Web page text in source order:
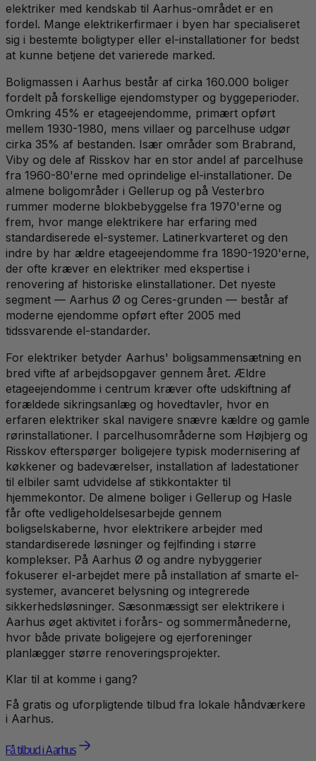
elektriker med kendskab til Aarhus-området er en
fordel. Mange elektrikerfirmaer i byen har specialiseret
sig i bestemte boligtyper eller el-installationer for bedst
at kunne betjene det varierede marked.
Boligmassen i Aarhus består af cirka 160.000 boliger
fordelt på forskellige ejendomstyper og byggeperioder.
Omkring 45% er etageejendomme, primært opført
mellem 1930-1980, mens villaer og parcelhuse udgør
cirka 35% af bestanden. Især områder som Brabrand,
Viby og dele af Risskov har en stor andel af parcelhuse
fra 1960-80'erne med oprindelige el-installationer. De
almene boligområder i Gellerup og på Vesterbro
rummer moderne blokbebyggelse fra 1970'erne og
frem, hvor mange elektrikere har erfaring med
standardiserede el-systemer. Latinerkvarteret og den
indre by har ældre etageejendomme fra 1890-1920'erne,
der ofte kræver en elektriker med ekspertise i
renovering af historiske elinstallationer. Det nyeste
segment — Aarhus Ø og Ceres-grunden — består af
moderne ejendomme opført efter 2005 med
tidssvarende el-standarder.
For elektriker betyder Aarhus' boligsammensætning en
bred vifte af arbejdsopgaver gennem året. Ældre
etageejendomme i centrum kræver ofte udskiftning af
forældede sikringsanlæg og hovedtavler, hvor en
erfaren elektriker skal navigere snævre kældre og gamle
rørinstallationer. I parcelhusområderne som Højbjerg og
Risskov efterspørger boligejere typisk modernisering af
køkkener og badeværelser, installation af ladestationer
til elbiler samt udvidelse af stikkontakter til
hjemmekontor. De almene boliger i Gellerup og Hasle
får ofte vedligeholdelsesarbejde gennem
boligselskaberne, hvor elektrikere arbejder med
standardiserede løsninger og fejlfinding i større
komplekser. På Aarhus Ø og andre nybyggerier
fokuserer el-arbejdet mere på installation af smarte el-
systemer, avanceret belysning og integrerede
sikkerhedsløsninger. Sæsonmæssigt ser elektrikere i
Aarhus øget aktivitet i forårs- og sommermånederne,
hvor både private boligejere og ejerforeninger
planlægger større renoveringsprojekter.
Klar til at komme i gang?
Få gratis og uforpligtende tilbud fra lokale håndværkere
i Aarhus.
Få tilbud i Aarhus